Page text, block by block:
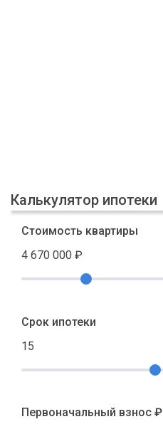
Калькулятор ипотеки
Стоимость квартиры
4 670 000 ₽
Срок ипотеки
15
Первоначальный взнос ₽